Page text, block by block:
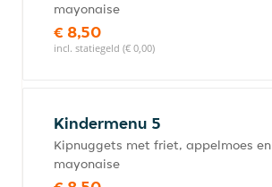
mayonaise
€ 8,50
incl. statiegeld (€ 0,00)
Kindermenu 5
Kipnuggets met friet, appelmoes en
mayonaise